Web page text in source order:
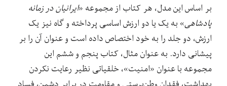
بر اساس این مدل،‌ هر کتاب از مجموعه «ایرانیان در زمانه
پادشاهی» به یک یا دو ارزش اساسی پرداخته و گاه نیز یک
ارزش، دو جلد را به خود اختصاص داده است و عنوان آن را بر
پیشانی دارد. به عنوان مثال، کتاب پنجم و ششم این
مجموعه با عنوان «امنیت»، خلقیاتی نظیر رعایت نکردن